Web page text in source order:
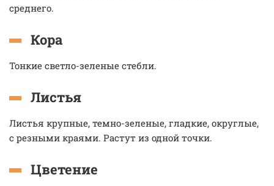
среднего.
Кора
Тонкие светло-зеленые стебли.
Листья
Листья крупные, темно-зеленые, гладкие, округлые,
с резными краями. Растут из одной точки.
Цветение